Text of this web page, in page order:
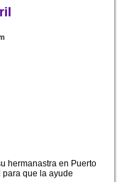
hermanastra en Puerto
para que la ayude